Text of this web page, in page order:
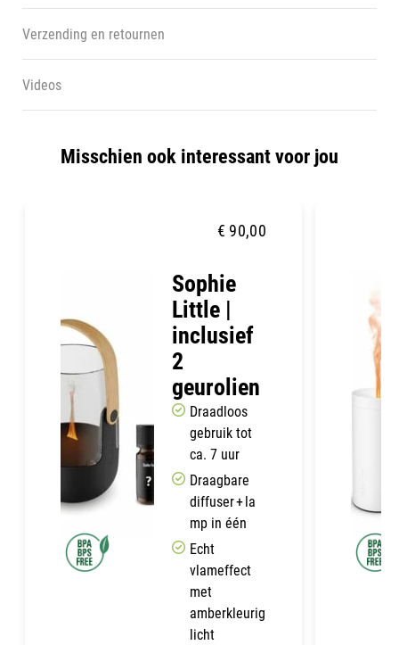
Verzending en retournen
Videos
Misschien ook interessant voor jou
€ 90,00
Sophie
Little |
inclusief
2
geurolien
Draadloos
gebruik tot
ca. 7 uur
Draagbare
diffuser + la
mp in één
Echt
vlameffect
met
amberkleurig
licht